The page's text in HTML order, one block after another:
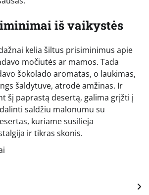
iš vaikystės
kelia šiltus prisiminimus apie
močiutės ar mamos. Tada
šokolado aromatas, o laukimas,
šaldytuve, atrodė amžinas. Ir
šį paprastą desertą, galima grįžti į
saldžiu malonumu su
kuriame susilieja
ir tikras skonis.